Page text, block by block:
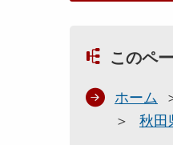
このペ
ホーム
秋田